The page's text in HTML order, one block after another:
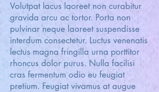
Volutpat lacus laoreet non curabitur
gravida arcu ac tortor. Porta non
pulvinar neque laoreet suspendisse
interdum consectetur. Luctus venenatis
lectus magna fringilla urna porttitor
rhoncus dolor purus. Nulla facilisi
cras fermentum odio eu feugiat
pretium. Feugiat vivamus at augue